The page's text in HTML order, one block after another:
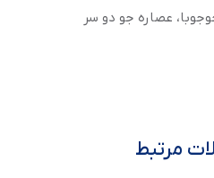
عصاره جو دو سر
مرتبط